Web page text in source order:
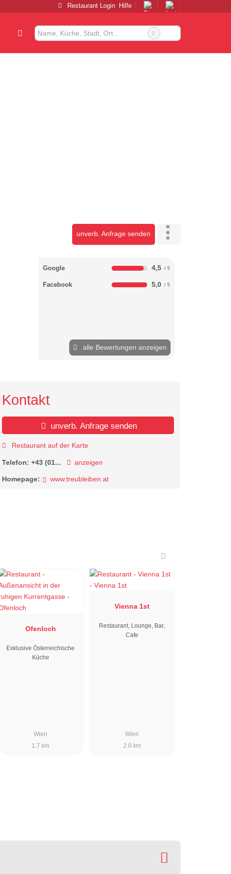
Restaurant Login Hilfe
unverb. Anfrage senden
Google 4,5
Facebook 5,0
alle Bewertungen anzeigen
Kontakt
unverb. Anfrage senden
Restaurant auf der Karte
Telefon:+43 (01... anzeigen
Homepage: www.treubleiben.at
Ofenloch
Exklusive Österreichische
Küche
Wien
1.7 km
Vienna 1st
Restaurant, Lounge, Bar,
Cafe
Wien
2.0 km